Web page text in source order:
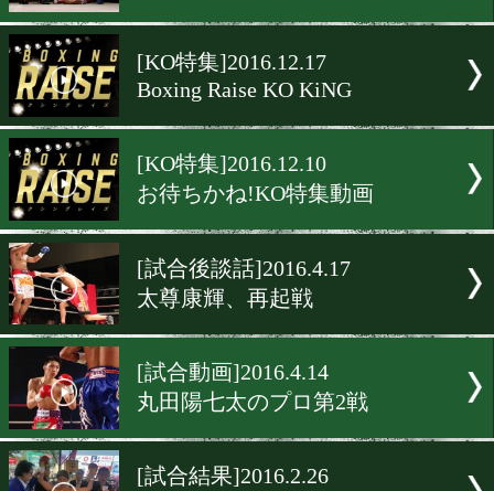
ボクシングマッチのネット
が本格化
[KO KiNG]2017.1.8
土屋修平vs野口将志 試合映
[KO KiNG]2016.12.25
610ヤングフェスティバル5
[KO特集]2016.12.17
Boxing Raise KO KiNG